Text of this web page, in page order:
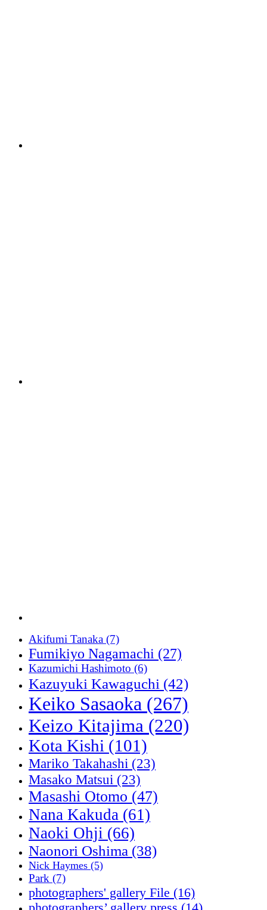
Akifumi Tanaka (7)
Fumikiyo Nagamachi (27)
Kazumichi Hashimoto (6)
Kazuyuki Kawaguchi (42)
Keiko Sasaoka (267)
Keizo Kitajima (220)
Kota Kishi (101)
Mariko Takahashi (23)
Masako Matsui (23)
Masashi Otomo (47)
Nana Kakuda (61)
Naoki Ohji (66)
Naonori Oshima (38)
Nick Haymes (5)
Park (7)
photographers' gallery File (16)